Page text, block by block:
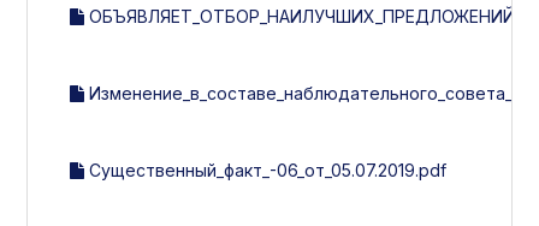
Существенный_факт_-06_от_05.07.2019.pdf